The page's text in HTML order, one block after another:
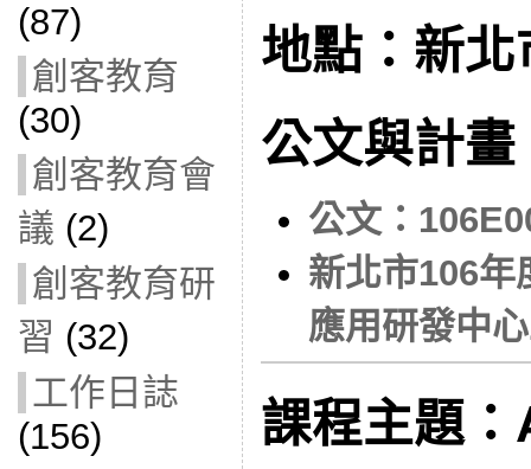
(87)
創客教育
(30)
創客教育會
議 (2)
創客教育研
習 (32)
工作日誌
(156)
地點：新
公文與計畫
公文：
新北市106年
應用研發中
課程主題